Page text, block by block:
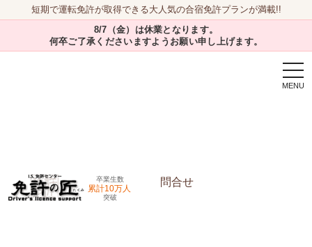
短期で運転免許が取得できる大人気の合宿免許プランが満載!!
8/7（金）は休業となります。
何卒ご了承くださいますようお願い申し上げます。
卒業生数
累計10万人
突破
問合せ